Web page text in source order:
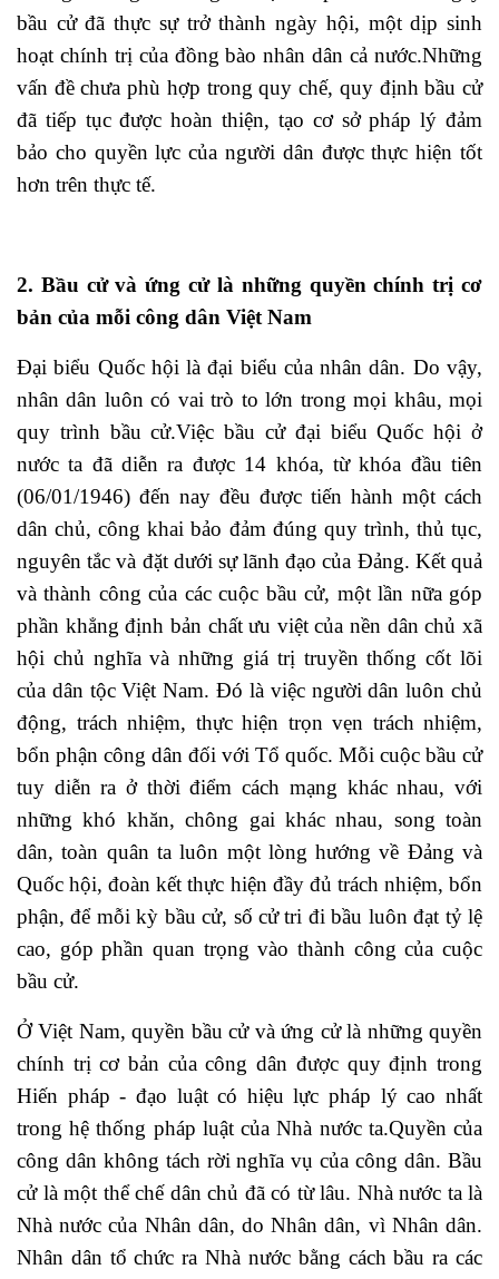
bầu cử đã thực sự trở thành ngày hội, một dịp sinh
hoạt chính trị của đồng bào nhân dân cả nước.Những
vấn đề chưa phù hợp trong quy chế, quy định bầu cử
đã tiếp tục được hoàn thiện, tạo cơ sở pháp lý đảm
bảo cho quyền lực của người dân được thực hiện tốt
hơn trên thực tế.
2. Bầu cử và ứng cử là những quyền chính trị cơ
bản của mỗi công dân Việt Nam
Đại biểu Quốc hội là đại biểu của nhân dân. Do vậy,
nhân dân luôn có vai trò to lớn trong mọi khâu, mọi
quy trình bầu cử.Việc bầu cử đại biểu Quốc hội ở
nước ta đã diễn ra được 14 khóa, từ khóa đầu tiên
(06/01/1946) đến nay đều được tiến hành một cách
dân chủ, công khai bảo đảm đúng quy trình, thủ tục,
nguyên tắc và đặt dưới sự lãnh đạo của Đảng. Kết quả
và thành công của các cuộc bầu cử, một lần nữa góp
phần khẳng định bản chất ưu việt của nền dân chủ xã
hội chủ nghĩa và những giá trị truyền thống cốt lõi
của dân tộc Việt Nam. Đó là việc người dân luôn chủ
động, trách nhiệm, thực hiện trọn vẹn trách nhiệm,
bổn phận công dân đối với Tổ quốc. Mỗi cuộc bầu cử
tuy diễn ra ở thời điểm cách mạng khác nhau, với
những khó khăn, chông gai khác nhau, song toàn
dân, toàn quân ta luôn một lòng hướng về Đảng và
Quốc hội, đoàn kết thực hiện đầy đủ trách nhiệm, bổn
phận, để mỗi kỳ bầu cử, số cử tri đi bầu luôn đạt tỷ lệ
cao, góp phần quan trọng vào thành công của cuộc
bầu cử.
Ở Việt Nam, quyền bầu cử và ứng cử là những quyền
chính trị cơ bản của công dân được quy định trong
Hiến pháp - đạo luật có hiệu lực pháp lý cao nhất
trong hệ thống pháp luật của Nhà nước ta.Quyền của
công dân không tách rời nghĩa vụ của công dân. Bầu
cử là một thể chế dân chủ đã có từ lâu. Nhà nước ta là
Nhà nước của Nhân dân, do Nhân dân, vì Nhân dân.
Nhân dân tổ chức ra Nhà nước bằng cách bầu ra các